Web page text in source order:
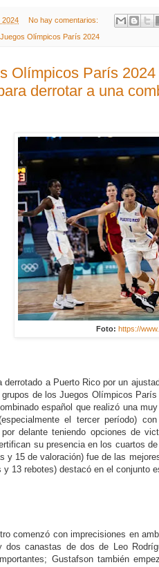
2024 No hay comentarios:
Juegos Olímpicos París 2024
Olímpicos París
derrotar a una
Foto: https://
derrotado a Puerto Rico por un
grupos de los Juegos Olímpicos
español que realizó una
el tercer período)
por delante teniendo opciones de
su presencia en los cuartos
y 15 de valoración) fue de las
y 13 rebotes) destacó en el conjunto
comenzó con imprecisiones en
dos canastas de dos de Leo
Gustafson también